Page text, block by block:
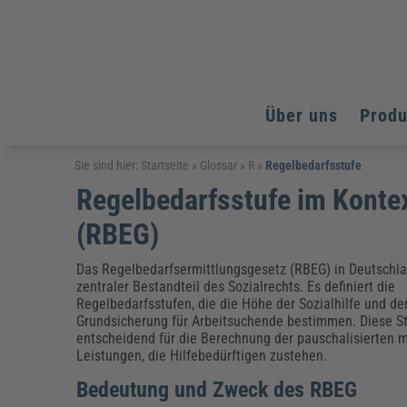
Über uns
Arbeitsschutz
Fachpublikationen & Arbeitshilfen
Arbeitssicherheit & Gesundheitsschutz
Brandschutz
Weiterbildungen (AKADEMIE HERKERT)
Arbeitsschutz & Brandschutz
Assistenz & Office-Management
Baurecht & Architektenrecht
Energieoptimiertes & klimaneutrales Bauen
Nachhaltiges Planen
Bau, Immobilien & Gebäudemanagement
Bildung und Erziehung
Fachpublikationen & Arbeitshilfen
Kinderschutz, Jugendhilfe & Inklusion
Datenschutz & IT-Recht
Datenschutz & IT-Sicherheit
Elektrosicherheit
Elektrosicherheit & Elektrotechnik
Energie und Umwelt
Weiterbildungen (AKADEMIE HERKERT)
Arbeitsschutz
Bildung und Erziehung
Energie und Umwelt
Kommunales
Reisekosten und Finanzen
Arbeitsschutz
Bildung und Erziehung
Energie und Umwelt
Kommunales
Reisekosten und Finanzen
Sie sind hier: Startseite » Glossar » R » Regelbedarfsstufe
Regelbedarfsstufe im
(RBEG)
Das Regelbedarfsermittlungsgesetz (RBEG) in
zentraler Bestandteil des Sozialrechts. Es definiert die
Regelbedarfsstufen, die die Höhe der Sozialhilfe und
Grundsicherung für Arbeitsuchende bestimmen. Diese
entscheidend für die Berechnung der pauschalisierten
Leistungen, die Hilfebedürftigen zustehen.
Bedeutung und Zweck des RBEG